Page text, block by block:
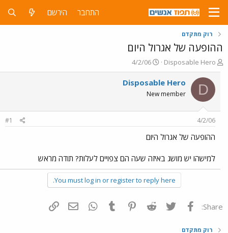
התחבר הירשם
רוק מתקדם
ההופעה של אגרול היום
פ
ו
ת
ח
ה
ו
ש
א
Disposable Hero
פ
ו
ר
ם
ר
4/2/06
D
Disposable Hero
New member
4/2/06
#1
ההופעה של אגרול היום
למישהו יש מושג באיזה שעה הם צפויים לעלות? תודה מראש
You must log in or register to reply here.
Share: פייסבוק Twitter
Reddit
Pinterest
Tumblr
WhatsAppדואר אלקטרוני
רוק מתקדם